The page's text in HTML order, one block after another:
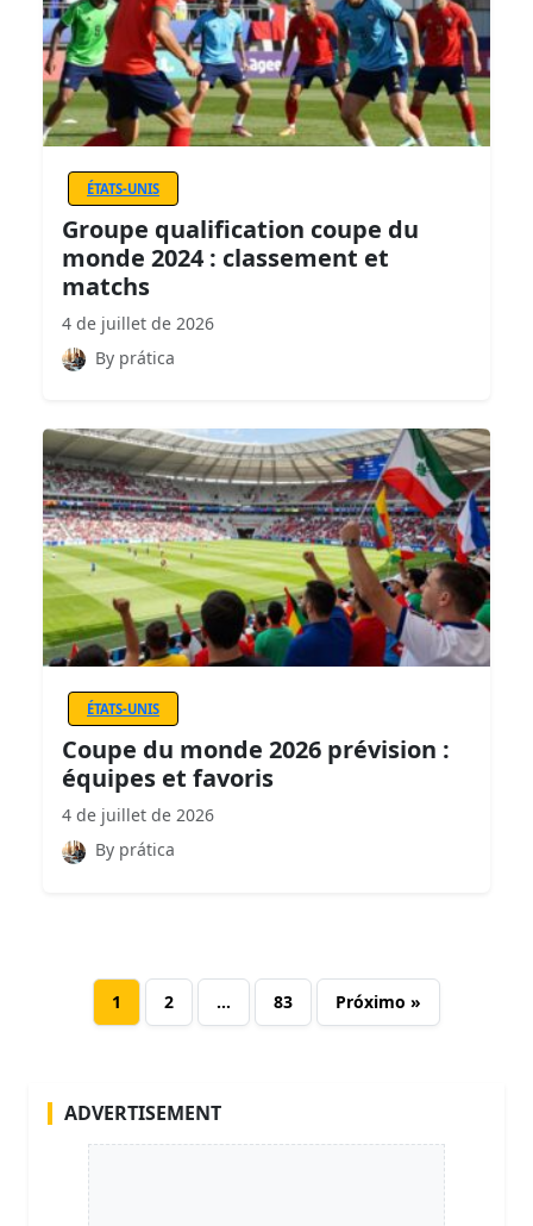
ÉTATS-UNIS
Groupe qualification coupe du
monde 2024 : classement et
matchs
4 de juillet de 2026
By prática
ÉTATS-UNIS
Coupe du monde 2026 prévision :
équipes et favoris
4 de juillet de 2026
By prática
1 2 … 83 Próximo »
ADVERTISEMENT